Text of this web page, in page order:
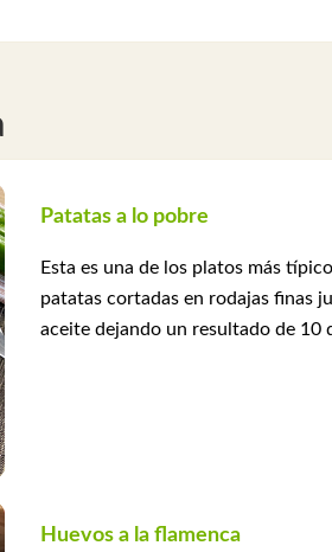
Patatas a lo pobre
Esta es una de los platos más
patatas cortadas en rodajas finas
aceite dejando un resultado de 10
Huevos a la flamenca